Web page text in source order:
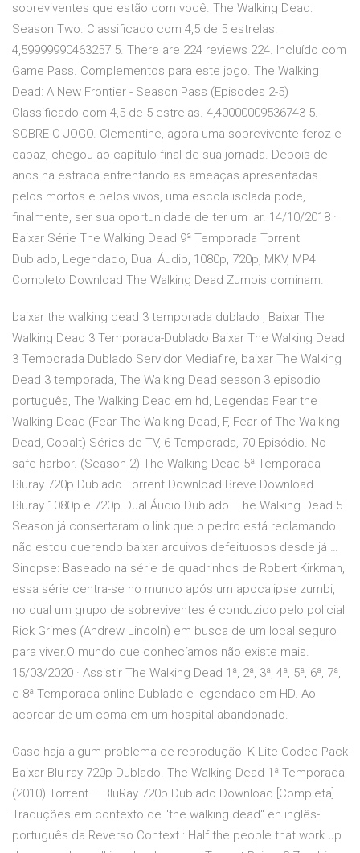
sobreviventes que estão com você. The Walking Dead:
Season Two. Classificado com 4,5 de 5 estrelas.
4,59999990463257 5. There are 224 reviews 224. Incluído com
Game Pass. Complementos para este jogo. The Walking
Dead: A New Frontier - Season Pass (Episodes 2-5)
Classificado com 4,5 de 5 estrelas. 4,40000009536743 5.
SOBRE O JOGO. Clementine, agora uma sobrevivente feroz e
capaz, chegou ao capítulo final de sua jornada. Depois de
anos na estrada enfrentando as ameaças apresentadas
pelos mortos e pelos vivos, uma escola isolada pode,
finalmente, ser sua oportunidade de ter um lar. 14/10/2018 ·
Baixar Série The Walking Dead 9ª Temporada Torrent
Dublado, Legendado, Dual Áudio, 1080p, 720p, MKV, MP4
Completo Download The Walking Dead Zumbis dominam.
baixar the walking dead 3 temporada dublado , Baixar The
Walking Dead 3 Temporada-Dublado Baixar The Walking Dead
3 Temporada Dublado Servidor Mediafire, baixar The Walking
Dead 3 temporada, The Walking Dead season 3 episodio
português, The Walking Dead em hd, Legendas Fear the
Walking Dead (Fear The Walking Dead, F, Fear of The Walking
Dead, Cobalt) Séries de TV, 6 Temporada, 70 Episódio. No
safe harbor. (Season 2) The Walking Dead 5ª Temporada
Bluray 720p Dublado Torrent Download Breve Download
Bluray 1080p e 720p Dual Áudio Dublado. The Walking Dead 5
Season já consertaram o link que o pedro está reclamando
não estou querendo baixar arquivos defeituosos desde já …
Sinopse: Baseado na série de quadrinhos de Robert Kirkman,
essa série centra-se no mundo após um apocalipse zumbi,
no qual um grupo de sobreviventes é conduzido pelo policial
Rick Grimes (Andrew Lincoln) em busca de um local seguro
para viver.O mundo que conhecíamos não existe mais.
15/03/2020 · Assistir The Walking Dead 1ª, 2ª, 3ª, 4ª, 5ª, 6ª, 7ª,
e 8ª Temporada online Dublado e legendado em HD. Ao
acordar de um coma em um hospital abandonado.
Caso haja algum problema de reprodução: K-Lite-Codec-Pack
Baixar Blu-ray 720p Dublado. The Walking Dead 1ª Temporada
(2010) Torrent – BluRay 720p Dublado Download [Completa]
Traduções em contexto de "the walking dead" en inglês-
português da Reverso Context : Half the people that work up